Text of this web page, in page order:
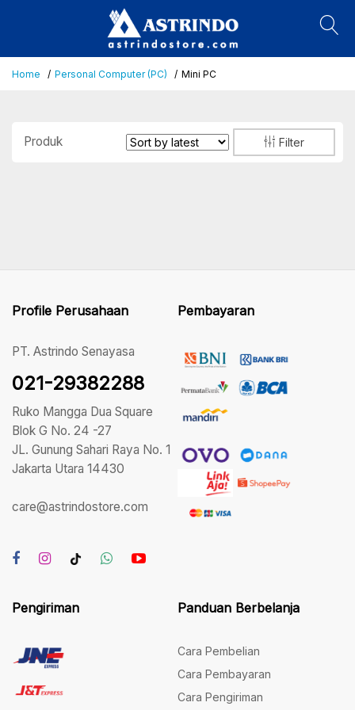
Home Personal Computer (PC) Mini PC
Produk Filter
Profile Perusahaan
PT. Astrindo Senayasa
021-29382288
Ruko Mangga Dua Square
Blok G No. 24 -27
JL. Gunung Sahari Raya No. 1
Jakarta Utara 14430
care@astrindostore.com
Pembayaran
Pengiriman Panduan Berbelanja
Cara Pembelian
Cara Pembayaran
Cara Pengiriman